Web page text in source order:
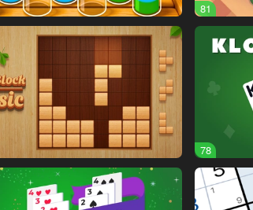
81
78